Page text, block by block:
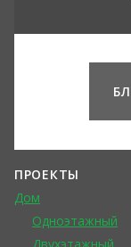
ПРОЕКТЫ
Дом
Одноэтажный
Двухэтажный